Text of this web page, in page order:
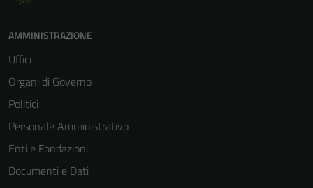
AMMINISTRAZIONE
Uffici
Organi di Governo
Politici
Personale Amministrativo
Enti e Fondazioni
Documenti e Dati